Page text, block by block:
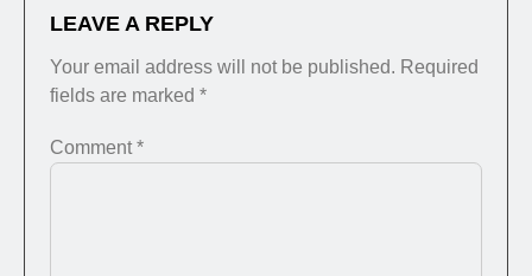
LEAVE A REPLY
Your email address will not be published. Required
fields are marked *
Comment*